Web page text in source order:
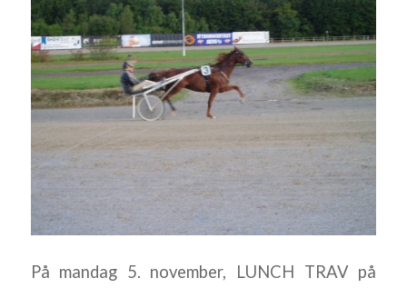
På mandag 5. november, LUNCH TRAV på